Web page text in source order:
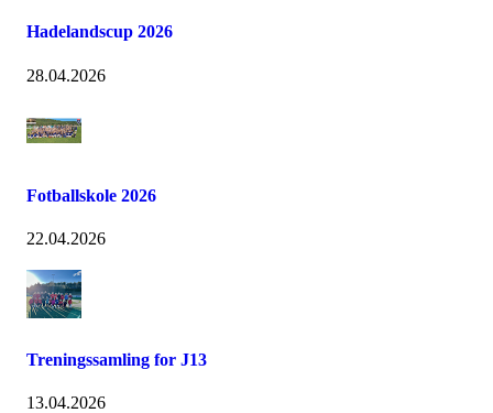
Hadelandscup 2026
28.04.2026
Fotballskole 2026
22.04.2026
Treningssamling for J13
13.04.2026